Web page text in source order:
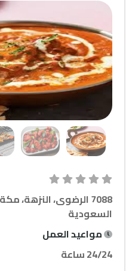
English
مطاعم
إتصل
بنا
Qfood.company
2023
السعودية
مواعيد العمل
24/24 ساعة